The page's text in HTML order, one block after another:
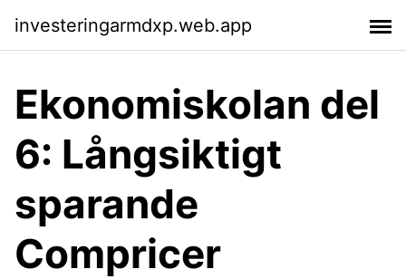
investeringarmdxp.web.app
Ekonomiskolan del
6: Långsiktigt
sparande
Compricer